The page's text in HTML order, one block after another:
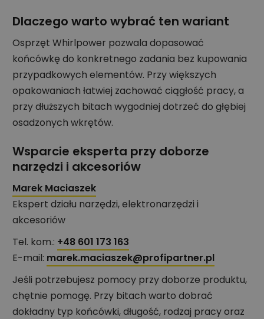
Dlaczego warto wybrać ten wariant
Osprzęt Whirlpower pozwala dopasować
końcówkę do konkretnego zadania bez kupowania
przypadkowych elementów. Przy większych
opakowaniach łatwiej zachować ciągłość pracy, a
przy dłuższych bitach wygodniej dotrzeć do głębiej
osadzonych wkrętów.
Wsparcie eksperta przy doborze
narzędzi i akcesoriów
Marek Maciaszek
Ekspert działu narzędzi, elektronarzędzi i
akcesoriów
Tel. kom.: +48 601 173 163
E-mail: marek.maciaszek@profipartner.pl
Jeśli potrzebujesz pomocy przy doborze produktu,
chętnie pomogę. Przy bitach warto dobrać
dokładny typ końcówki, długość, rodzaj pracy oraz